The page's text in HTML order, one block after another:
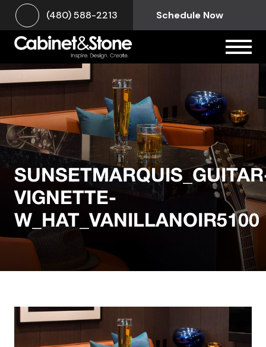
(480) 588-2213 Schedule Now
VIGNETTE-
W_HAT_VANILLANOIR5100